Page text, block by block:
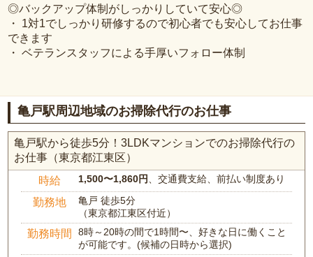
◎バックアップ体制がしっかりしていて安心◎
・ 1対1でしっかり研修するので初心者でも安心してお仕事
できます
・ ベテランスタッフによる手厚いフォロー体制
亀戸駅周辺地域のお掃除代行のお仕事
亀戸駅から徒歩5分！3LDKマンションでのお掃除代行の
お仕事（東京都江東区）
時給 1,500〜1,860円、交通費支給、前払い制度あり
勤務地
亀戸 徒歩5分
（東京都江東区付近）
勤務時間
8時～20時の間で1時間〜、好きな日に働くこと
が可能です。(候補の日時から選択)